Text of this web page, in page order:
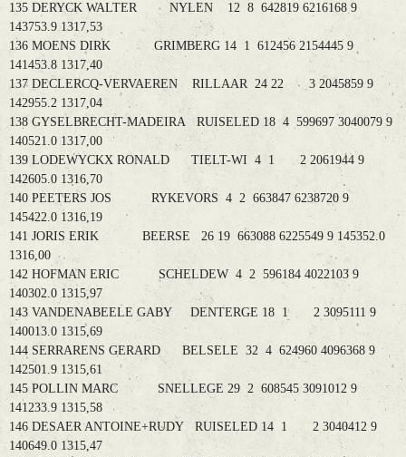
135 DERYCK WALTER NYLEN 12 8 642819 6216168 9
143753.9 1317,53
136 MOENS DIRK GRIMBERG 14 1 612456 2154445 9
141453.8 1317,40
137 DECLERCQ-VERVAEREN RILLAAR 24 22 3 2045859 9
142955.2 1317,04
138 GYSELBRECHT-MADEIRA RUISELED 18 4 599697 3040079 9
140521.0 1317,00
139 LODEWYCKX RONALD TIELT-WI 4 1 2 2061944 9
142605.0 1316,70
140 PEETERS JOS RYKEVORS 4 2 663847 6238720 9
145422.0 1316,19
141 JORIS ERIK BEERSE 26 19 663088 6225549 9 145352.0
1316,00
142 HOFMAN ERIC SCHELDEW 4 2 596184 4022103 9
140302.0 1315,97
143 VANDENABEELE GABY DENTERGE 18 1 2 3095111 9
140013.0 1315,69
144 SERRARENS GERARD BELSELE 32 4 624960 4096368 9
142501.9 1315,61
145 POLLIN MARC SNELLEGE 29 2 608545 3091012 9
141233.9 1315,58
146 DESAER ANTOINE+RUDY RUISELED 14 1 2 3040412 9
140649.0 1315,47